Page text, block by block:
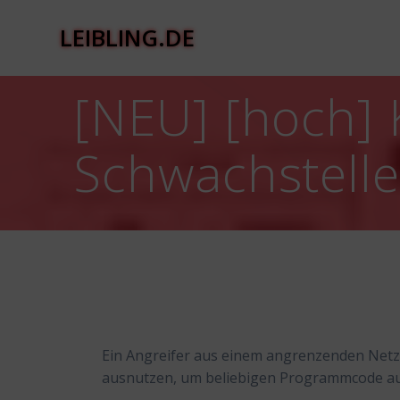
LEIBLING.DE
[NEU] [hoch]
Ein Angreifer aus einem angrenzenden
ausnutzen, um beliebigen Programmcode